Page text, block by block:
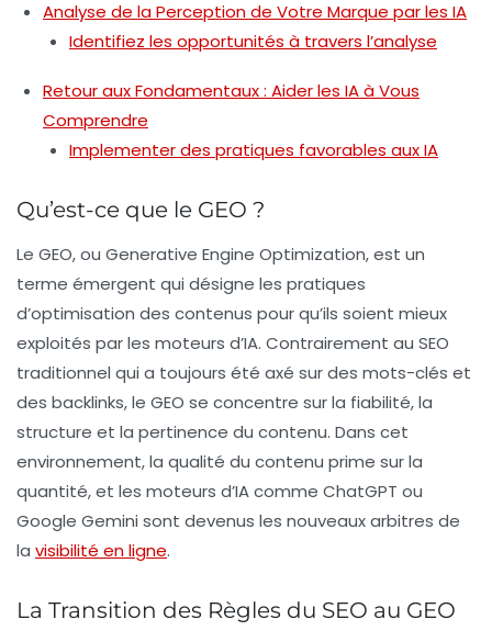
Analyse de la Perception de Votre Marque par les IA
Identifiez les opportunités à travers l’analyse
Retour aux Fondamentaux : Aider les IA à Vous
Comprendre
Implementer des pratiques favorables aux IA
Qu’est-ce que le GEO ?
Le GEO, ou Generative Engine Optimization, est un
terme émergent qui désigne les pratiques
d’optimisation des contenus pour qu’ils soient mieux
exploités par les moteurs d’IA. Contrairement au SEO
traditionnel qui a toujours été axé sur des mots-clés et
des backlinks, le GEO se concentre sur la fiabilité, la
structure et la pertinence du contenu. Dans cet
environnement, la qualité du contenu prime sur la
quantité, et les moteurs d’IA comme ChatGPT ou
Google Gemini sont devenus les nouveaux arbitres de
la visibilité en ligne.
La Transition des Règles du SEO au GEO